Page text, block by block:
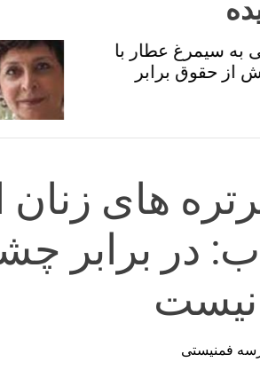
عطار با
برابر
های زنان
در برابر
نیست
فمنیستی